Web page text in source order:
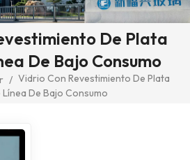
De Plata
De Bajo Consumo
/ Vidrio Con Revestimiento De Plata
Línea De Bajo Consumo